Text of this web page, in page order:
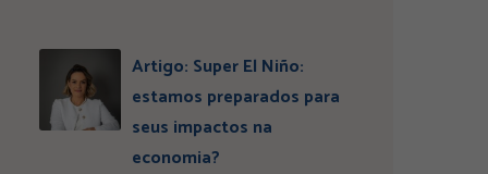
Artigo: Super El Niño:
estamos preparados para
seus impactos na
economia?